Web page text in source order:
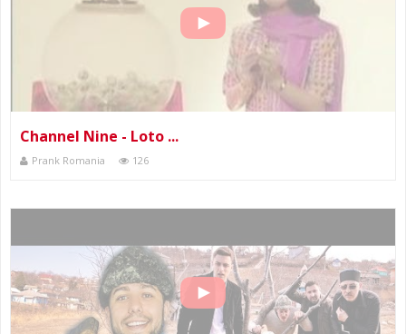
Channel Nine - Loto ...
Prank Romania 126